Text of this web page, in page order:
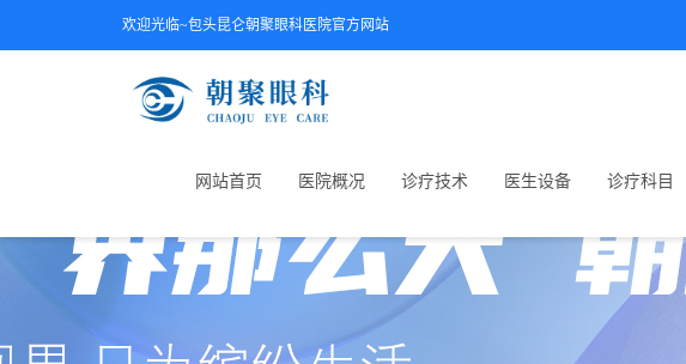
欢迎光临~包头昆仑朝聚眼科医院官方网站
网站首页 医院概况 诊疗技术 医生设备 诊疗科目